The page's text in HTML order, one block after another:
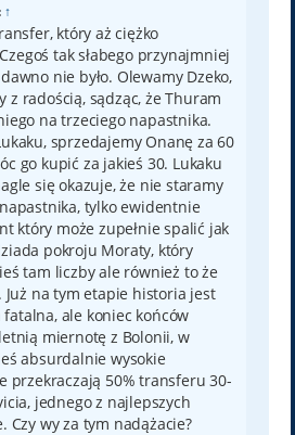
↑
który aż ciężko
tak słabego przynajmniej
nie było. Olewamy Dzeko,
z radością, sądząc, że Thuram
na trzeciego napastnika.
sprzedajemy Onanę za 60
go kupić za jakieś 30. Lukaku
się okazuje, że nie staramy
tylko ewidentnie
który może zupełnie spalić jak
pokroju Moraty, który
tam liczby ale również to że
Już na tym etapie historia jest
ale koniec końców
miernotę z Bolonii, w
absurdalnie wysokie
przekraczają 50% transferu 30-
jednego z najlepszych
Czy wy za tym nadążacie?